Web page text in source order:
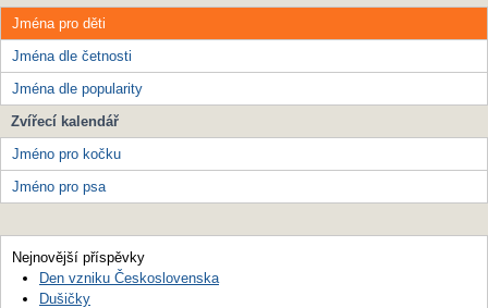
Jména pro děti
Jména dle četnosti
Jména dle popularity
Zvířecí kalendář
Jméno pro kočku
Jméno pro psa
Nejnovější příspěvky
Den vzniku Československa
Dušičky